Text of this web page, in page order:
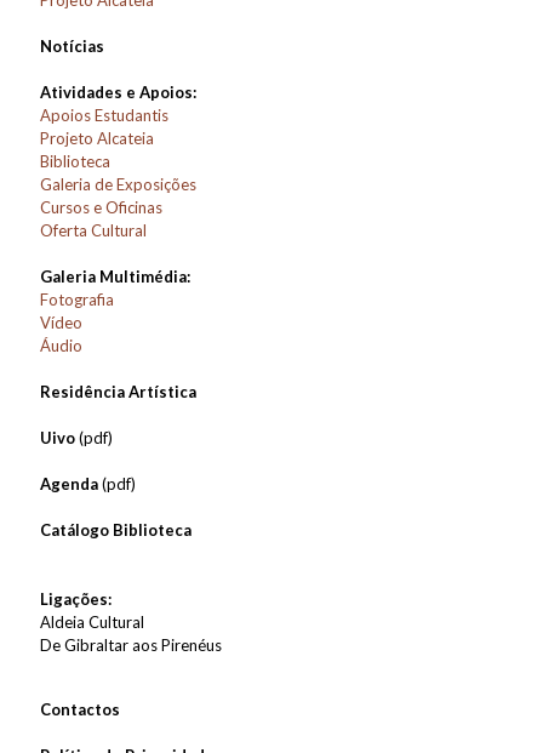
Notícias
Atividades e Apoios:
Apoios Estudantis
Projeto Alcateia
Biblioteca
Galeria de Exposições
Cursos e Oficinas
Oferta Cultural
Galeria Multimédia:
Fotografia
Vídeo
Áudio
Residência Artística
Uivo(pdf)
Agenda(pdf)
Catálogo Biblioteca
Ligações:
Aldeia Cultural
De Gibraltar aos Pirenéus
Contactos